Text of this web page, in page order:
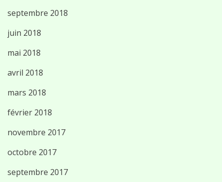
septembre 2018
juin 2018
mai 2018
avril 2018
mars 2018
février 2018
novembre 2017
octobre 2017
septembre 2017